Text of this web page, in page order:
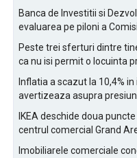
Banca de Investitii si
evaluarea pe piloni a
Peste trei sferturi dintre
ca nu isi permit o locuinta
Inflatia a scazut la 10,4%
avertizeaza asupra
IKEA deschide doua
centrul comercial Grand
Imobiliarele comerciale